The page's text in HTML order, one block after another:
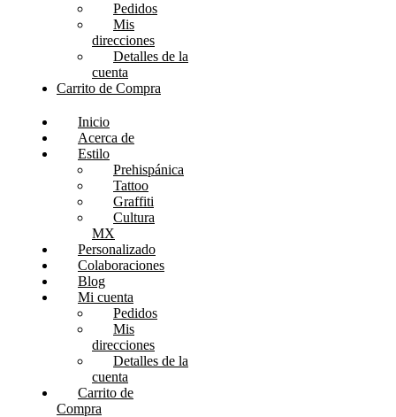
Pedidos
Mis
direcciones
Detalles de la
cuenta
Carrito de Compra
Inicio
Acerca de
Estilo
Prehispánica
Tattoo
Graffiti
Cultura
MX
Personalizado
Colaboraciones
Blog
Mi cuenta
Pedidos
Mis
direcciones
Detalles de la
cuenta
Carrito de
Compra